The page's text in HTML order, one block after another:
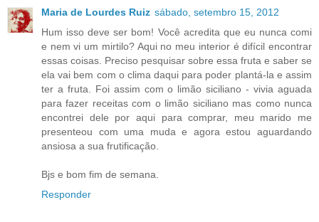
Maria de Lourdes Ruiz sábado, setembro 15, 2012
Hum isso deve ser bom! Você acredita que eu nunca comi
e nem vi um mirtilo? Aqui no meu interior é difícil encontrar
essas coisas. Preciso pesquisar sobre essa fruta e saber se
ela vai bem com o clima daqui para poder plantá-la e assim
ter a fruta. Foi assim com o limão siciliano - vivia aguada
para fazer receitas com o limão siciliano mas como nunca
encontrei dele por aqui para comprar, meu marido me
presenteou com uma muda e agora estou aguardando
ansiosa a sua frutificação.
Bjs e bom fim de semana.
Responder